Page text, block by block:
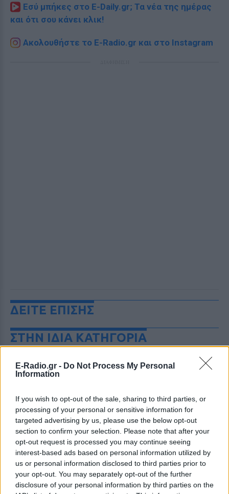
E-Radio.gr - Do Not Process My Personal
Information
If you wish to opt-out of the sale, sharing to third parties, or
processing of your personal or sensitive information for
targeted advertising by us, please use the below opt-out
section to confirm your selection. Please note that after your
opt-out request is processed you may continue seeing
interest-based ads based on personal information utilized by
us or personal information disclosed to third parties prior to
your opt-out. You may separately opt-out of the further
disclosure of your personal information by third parties on the
Εσύ μπήκες στο E-Daily.gr; Τα νέα της ημέρας
και ότι σου κάνει κλικ!
Ακολουθήστε το E-Radio.gr και στο Instagram
ΔΕΙΤΕ ΕΠΙΣΗΣ
ΣΤΗΝ ΙΔΙΑ ΚΑΤΗΓΟΡΙΑ
6 φρούτα που μπορουν να
διατηρηθούν εκτός ψυγείου το
Πώς να αποφύγεις το σύγκαμα
ανάμεσα στους μηρούς
ΠΡΙΝ 7 ΏΡΕΣ